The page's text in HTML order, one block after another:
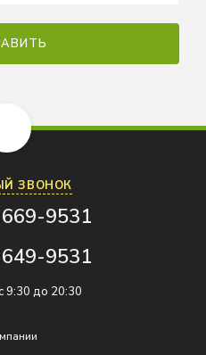
ЗВОНОК
9531
9531
9:30 до 20:30